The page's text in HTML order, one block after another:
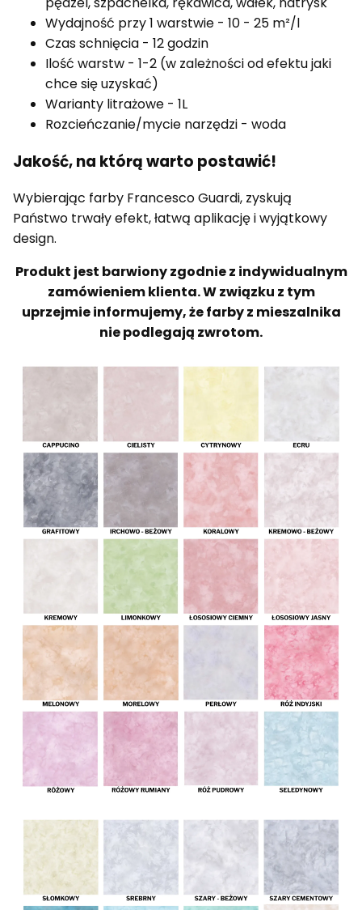
Wydajność przy 1 warstwie - 10 - 25 m²/l
Czas schnięcia - 12 godzin
Ilość warstw - 1-2 (w zależności od efektu jaki
chce się uzyskać)
Warianty litrażowe - 1L
Rozcieńczanie/mycie narzędzi - woda
Jakość, na którą warto postawić!
Wybierając farby Francesco Guardi, zyskują
Państwo trwały efekt, łatwą aplikację i wyjątkowy
design.
Produkt jest barwiony zgodnie z indywidualnym
zamówieniem klienta. W związku z tym
uprzejmie informujemy, że farby z mieszalnika
nie podlegają zwrotom.